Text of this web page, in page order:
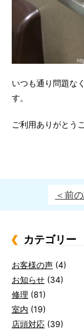
いつも通り問題な
す。
ご利用ありがとう
＜前
カテゴリー
お客様の声 (4)
お知らせ (34)
修理 (81)
室内 (19)
店頭対応 (39)